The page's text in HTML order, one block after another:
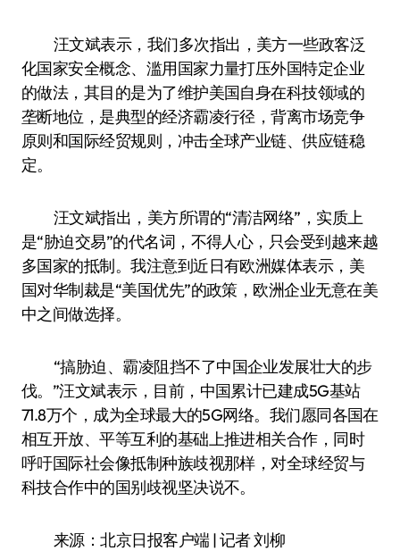
汪文斌表示，我们多次指出，美方一些政客泛
化国家安全概念、滥用国家力量打压外国特定企业
的做法，其目的是为了维护美国自身在科技领域的
垄断地位，是典型的经济霸凌行径，背离市场竞争
原则和国际经贸规则，冲击全球产业链、供应链稳
定。
汪文斌指出，美方所谓的“清洁网络”，实质上
是“胁迫交易”的代名词，不得人心，只会受到越来越
多国家的抵制。我注意到近日有欧洲媒体表示，美
国对华制裁是“美国优先”的政策，欧洲企业无意在美
中之间做选择。
“搞胁迫、霸凌阻挡不了中国企业发展壮大的步
伐。”汪文斌表示，目前，中国累计已建成5G基站
71.8万个，成为全球最大的5G网络。我们愿同各国在
相互开放、平等互利的基础上推进相关合作，同时
呼吁国际社会像抵制种族歧视那样，对全球经贸与
科技合作中的国别歧视坚决说不。
来源：北京日报客户端 | 记者 刘柳